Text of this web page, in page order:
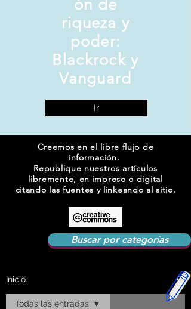
ón de
riqueza y
poder:
Blackrock y
Vanguard
Ir
Creemos en el libre flujo de
información.
Republique nuestros artículos
libremente, en impreso o digital
citando las fuentes y linkeando al sitio.
Buscar por categorías
Inicio
Todas las entradas